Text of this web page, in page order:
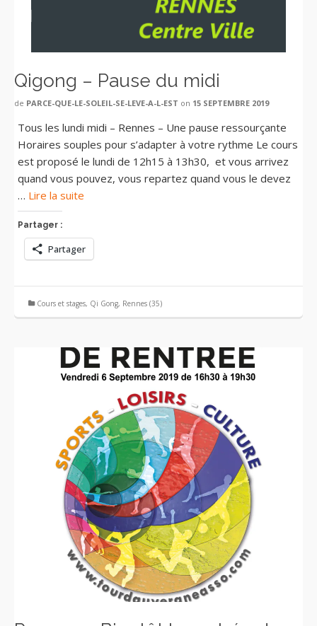
Qigong – Pause du midi
de PARCE-QUE-LE-SOLEIL-SE-LEVE-A-L-EST on 15 SEPTEMBRE 2019
Tous les lundi midi – Rennes – Une pause ressourçante
Horaires souples pour s’adapter à votre rythme Le cours
est proposé le lundi de 12h15 à 13h30, et vous arrivez
quand vous pouvez, vous repartez quand vous le devez
… Lire la suite
Partager :
Partager
Cours et stages, Qi Gong, Rennes (35)